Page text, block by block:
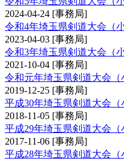
2024-04-24 [事務局]
令和4年埼玉県剣道大会（
2023-04-03 [事務局]
令和3年埼玉県剣道大会（
2021-10-04 [事務局]
令和元年埼玉県剣道大会
2019-12-25 [事務局]
平成30年埼玉県剣道大会（
2018-11-05 [事務局]
平成29年埼玉県剣道大会
2017-11-06 [事務局]
平成28年埼玉県剣道大会